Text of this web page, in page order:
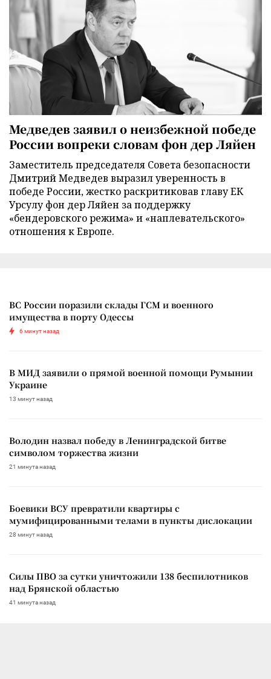
Медведев заявил о неизбежной победе
России вопреки словам фон дер Ляйен
Заместитель председателя Совета безопасности
Дмитрий Медведев выразил уверенность в
победе России, жестко раскритиковав главу ЕК
Урсулу фон дер Ляйен за поддержку
«бендеровского режима» и «наплевательского»
отношения к Европе.
ВС России поразили склады ГСМ и военного
имущества в порту Одессы
6 минут назад
В МИД заявили о прямой военной помощи Румынии
Украине
13 минут назад
Володин назвал победу в Ленинградской битве
символом торжества жизни
21 минута назад
Боевики ВСУ превратили квартиры с
мумифицированными телами в пункты дислокации
28 минут назад
Силы ПВО за сутки уничтожили 138 беспилотников
над Брянской областью
41 минута назад